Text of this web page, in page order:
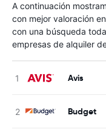
A continuación
con mejor valoración
con una búsqueda
empresas de alquiler
Avis
Budget